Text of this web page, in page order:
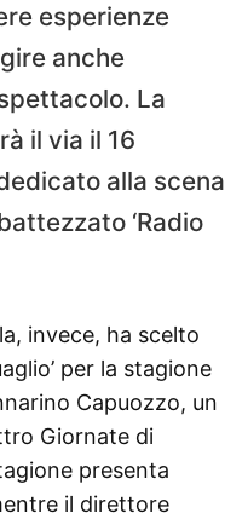
esperienze
anche
La
il via il 16
alla scena
‘Radio
invece, ha scelto
per la stagione
Capuozzo, un
Giornate di
presenta
il direttore